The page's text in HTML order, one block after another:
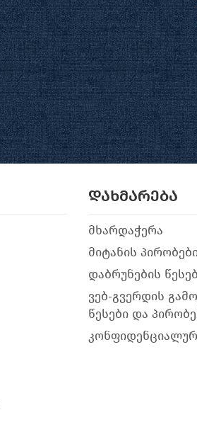
დახმარება
მხარდაჭერა
მიტანის
დაბრუნების
ვებ-გვერდის
წესები და